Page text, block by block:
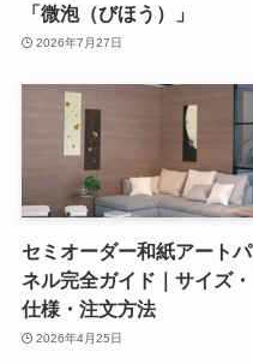
「微泡（びほう）」
2026年7月27日
セミオーダー和紙アートパ
ネル完全ガイド｜サイズ・
仕様・注文方法
2026年4月25日